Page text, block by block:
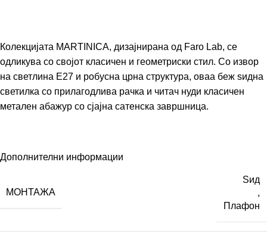
Колекцијата MARTINICA, дизајнирана од Faro Lab, се
одликува со својот класичен и геометриски стил. Со извор
на светлина E27 и робусна црна структура, оваа беж ѕидна
светилка со прилагодлива рачка и читач нуди класичен
метален абажур со сјајна сатенска завршница.
Дополнителни информации
МОНТАЖА
Ѕид
,
Плафон